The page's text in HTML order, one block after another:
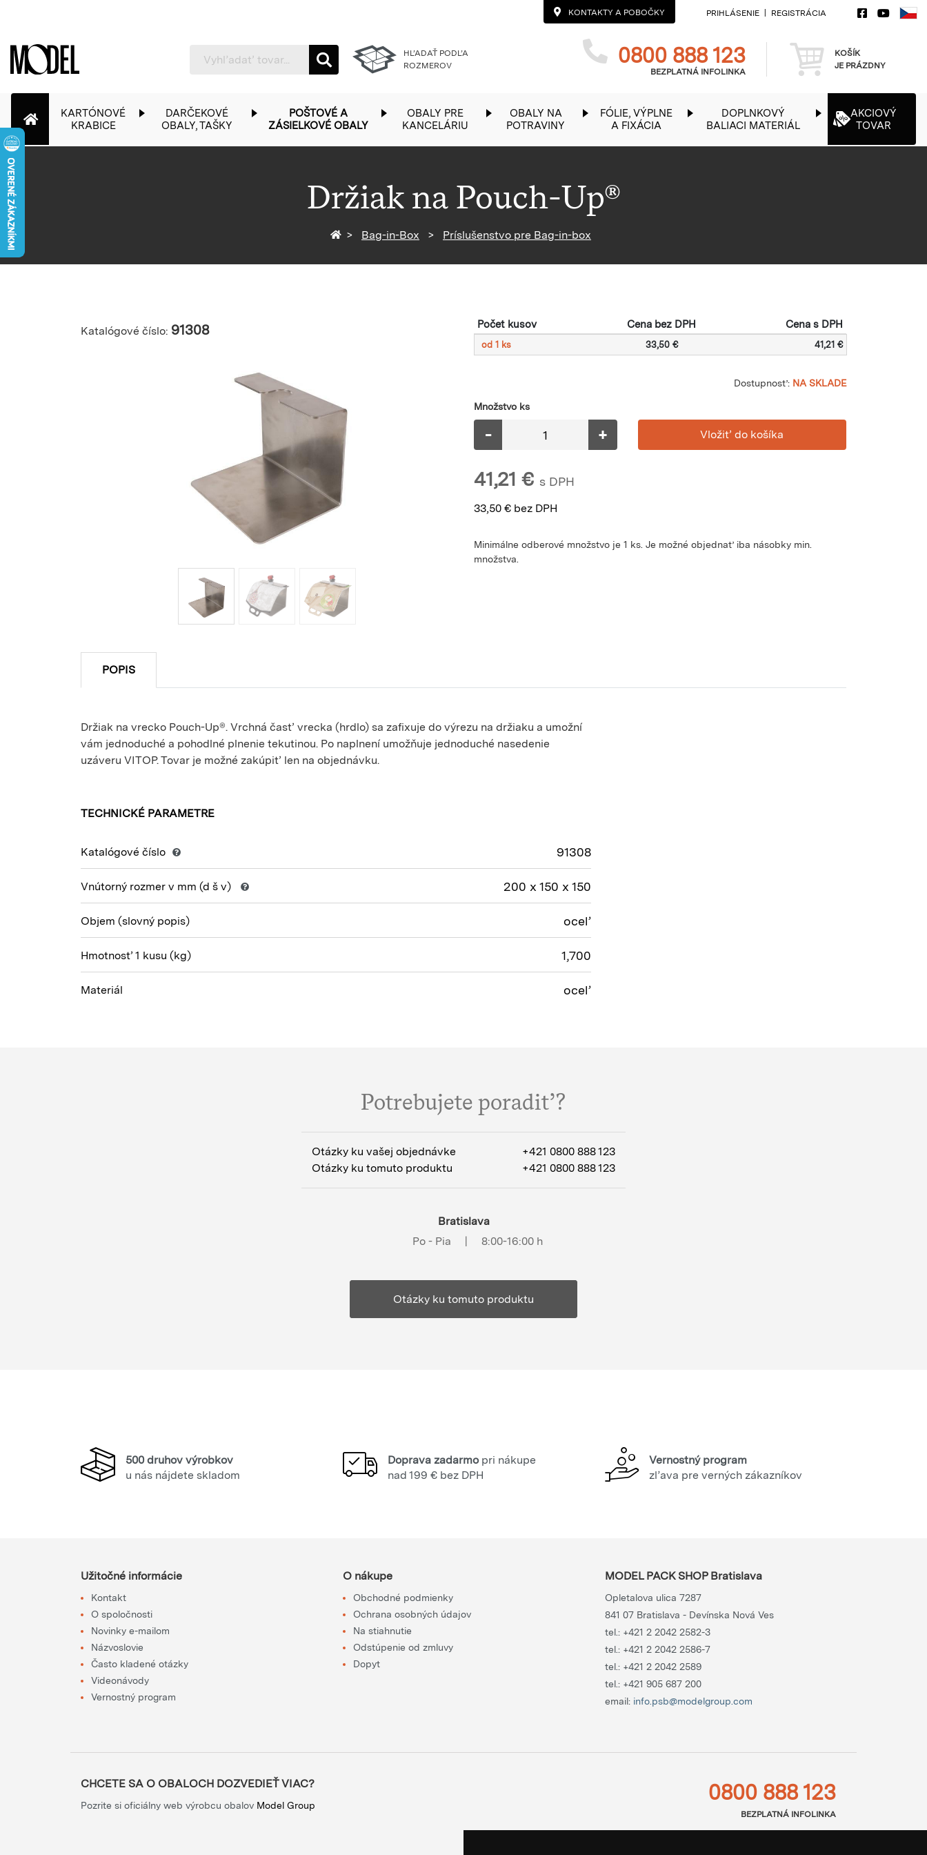
KONTAKTY A POBOČKY PRIHLÁSENIE REGISTRÁCIA
PackShop
HĽADAŤ PODĽA
ROZMEROV
Telefon
0800 888 123
BEZPLATNÁ INFOLINKA Košík
KOŠÍK
JE PRÁZDNY
KARTÓNOVÉ
KRABICE
DARČEKOVÉ
OBALY, TAŠKY
POŠTOVÉ A
ZÁSIELKOVÉ OBALY
OBALY PRE
KANCELÁRIU
OBALY NA
POTRAVINY
FÓLIE, VÝPLNE
A FIXÁCIA
DOPLNKOVÝ
BALIACI MATERIÁL
AKCIOVÝ
TOVAR
Držiak na Pouch-Up®
Späť na homepage
Bag-in-Box Príslušenstvo pre Bag-in-box
Katalógové číslo: 91308 Počet kusov Cena bez DPH Cena s DPH
od 1 ks 33,50 € 41,21 €
Dostupnosť: NA SKLADE
Množstvo ks
- +
41,21 € s DPH
33,50 € bez DPH
Minimálne odberové množstvo je 1 ks. Je možné objednať iba násobky min.
množstva.
POPIS
Držiak na vrecko Pouch-Up®. Vrchná časť vrecka (hrdlo) sa zafixuje do výrezu na držiaku a umožní
vám jednoduché a pohodlné plnenie tekutinou. Po naplnení umožňuje jednoduché nasedenie
uzáveru VITOP. Tovar je možné zakúpiť len na objednávku.
TECHNICKÉ PARAMETRE
Katalógové číslo 91308
Vnútorný rozmer v mm (d š v) 200 x 150 x 150
Objem (slovný popis) oceľ
Hmotnosť 1 kusu (kg) 1,700
Materiál oceľ
Potrebujete poradiť?
Otázky ku vašej objednávke
+421 0800 888 123
Otázky ku tomuto produktu
+421 0800 888 123
Bratislava
Po - Pia
| 8:00-16:00 h
Otázky ku tomuto produktu
500 druhov výrobkov
u nás nájdete skladom
Doprava zadarmopri nákupe
nad 199 € bez DPH
Vernostný program
zľava pre verných zákazníkov
Užitočné informácie
Kontakt
O spoločnosti
Novinky e-mailom
Názvoslovie
Často kladené otázky
Videonávody
Vernostný program
O nákupe
Obchodné podmienky
Ochrana osobných údajov
Na stiahnutie
Odstúpenie od zmluvy
Dopyt
MODEL PACK SHOP Bratislava
Opletalova ulica 7287
841 07 Bratislava - Devínska Nová Ves
tel.: +421 2 2042 2582-3
tel.: +421 2 2042 2586-7
tel.: +421 2 2042 2589
tel.: +421 905 687 200
email: info.psb@modelgroup.com
CHCETE SA O OBALOCH DOZVEDIEŤ VIAC?
Pozrite si oficiálny web výrobcu obalov Model Group
0800 888 123
BEZPLATNÁ INFOLINKA